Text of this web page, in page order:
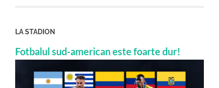
LA STADION
Fotbalul sud-american este foarte dur!